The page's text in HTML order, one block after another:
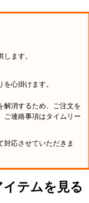
ます。
心掛けます。
解消するため、ご注文を
ご連絡事項はタイムリー
対応させていただきま
テムを見る